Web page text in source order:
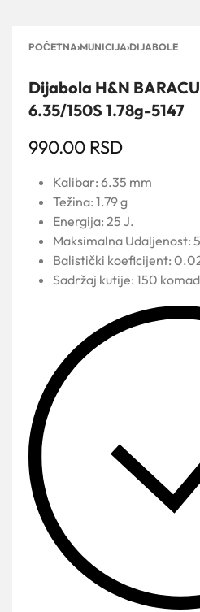
POČETNA›MUNICIJA›DIJABOLE
Dijabola H&N
6.35/150S 1.78g-5147
990.00 RSD
Kalibar: 6.35 mm
Težina: 1.79 g
Energija: 25 J.
Maksimalna Udaljenost:
Balistički koeficijent:
Sadržaj kutije: 150